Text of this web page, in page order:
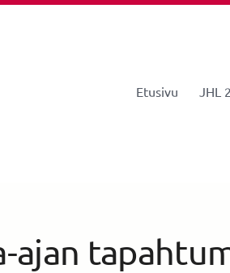
Etusivu JHL
ajan